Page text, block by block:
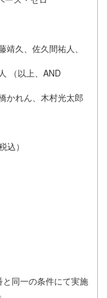
久、佐久間祐人、
（以上、AND
かれん、木村光太郎
込）
同一の条件にて実施